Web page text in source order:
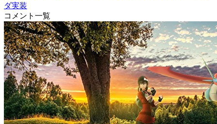
ダ実装
コメント一覧